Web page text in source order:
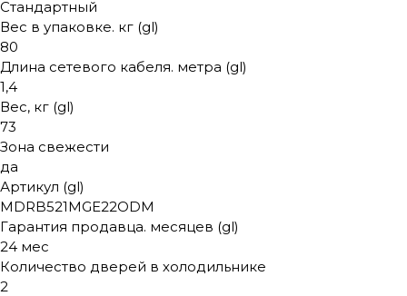
Стандартный
Вес в упаковке. кг (gl)
80
Длина сетевого кабеля. метра (gl)
1,4
Вес, кг (gl)
73
Зона свежести
да
Артикул (gl)
MDRB521MGE22ODM
Гарантия продавца. месяцев (gl)
24 мес
Количество дверей в холодильнике
2